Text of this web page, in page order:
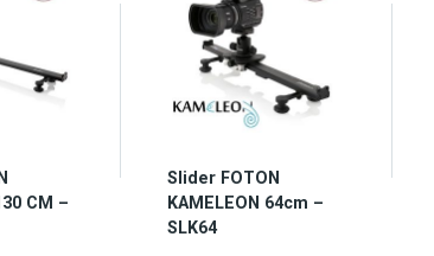
CM –
Slider FOTON
KAMELEON 64cm –
SLK64